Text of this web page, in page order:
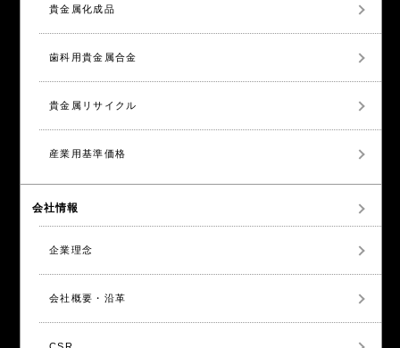
貴金属化成品
歯科用貴金属合金
貴金属リサイクル
産業用基準価格
会社情報
企業理念
会社概要・沿革